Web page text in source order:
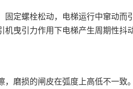
固定螺栓松动，电梯运行中窜动而
曳引力作用下电梯产生周期性抖动
，磨损的闸皮在弧度上高低不一致